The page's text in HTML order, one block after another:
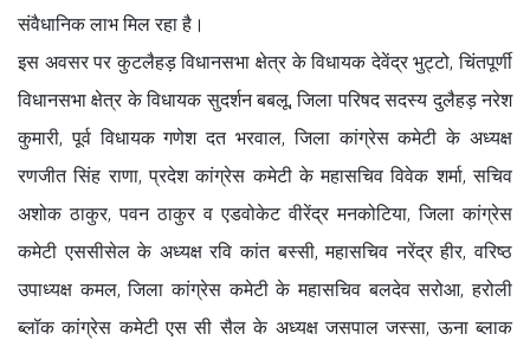
संवैधानिक लाभ मिल रहा है।
इस अवसर पर कुटलैहड़ विधानसभा क्षेत्र के विधायक देवेंद्र भुट्टो, चिंतपूर्णी
विधानसभा क्षेत्र के विधायक सुदर्शन बबलू, जिला परिषद सदस्य दुलैहड़ नरेश
कुमारी, पूर्व विधायक गणेश दत भरवाल, जिला कांग्रेस कमेटी के अध्यक्ष
रणजीत सिंह राणा, प्रदेश कांग्रेस कमेटी के महासचिव विवेक शर्मा, सचिव
अशोक ठाकुर, पवन ठाकुर व एडवोकेट वीरेंद्र मनकोटिया, जिला कांग्रेस
कमेटी एससीसेल के अध्यक्ष रवि कांत बस्सी, महासचिव नरेंद्र हीर, वरिष्ठ
उपाध्यक्ष कमल, जिला कांग्रेस कमेटी के महासचिव बलदेव सरोआ, हरोली
ब्लॉक कांग्रेस कमेटी एस सी सैल के अध्यक्ष जसपाल जस्सा, ऊना ब्लाक